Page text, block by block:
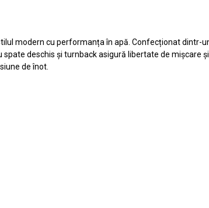
modern cu performanța în apă. Confecționat dintr-
deschis și turnback asigură libertate de mișcare
de înot.